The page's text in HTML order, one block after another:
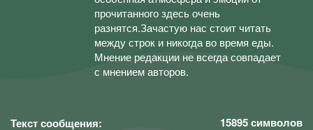
прочитанного здесь очень
разнятся.Зачастую нас стоит читать
между строк и никогда во время еды.
Мнение редакции не всегда совпадает
с мнением авторов.
Текст сообщения: 15895символов